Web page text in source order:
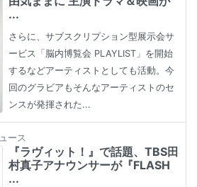
...
さらに、サブスクリプション型展示会サ
ービス「脳内博覧会 PLAYLIST」を開始
するなどアーティストとしても活動。今
回のグラビアもそんなアーティストのセ
ンスが発揮された...
ース
『ラヴィット！』で話題、TBS田
村真子アナウンサーが『FLASH
...